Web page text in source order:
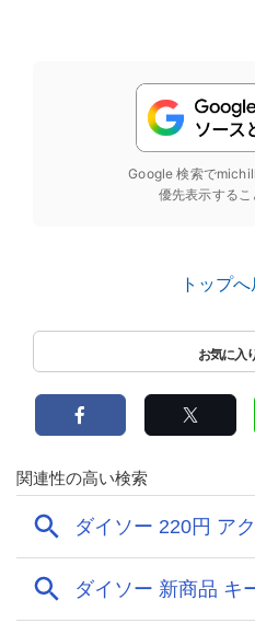
Google 検索で
優先表示する
トップ